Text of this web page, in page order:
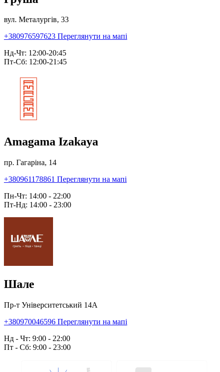
вул. Металургів, 33
+380976597623 Переглянути на мапі
Нд-Чт: 12:00-20:45
Пт-Сб: 12:00-21:45
Amagama Izakaya
пр. Гагаріна, 14
+380961178861 Переглянути на мапі
Пн-Чт: 14:00 - 22:00
Пт-Нд: 14:00 - 23:00
Шале
Пр-т Університетський 14А
+380970046596 Переглянути на мапі
Нд - Чт: 9:00 - 22:00
Пт - Сб: 9:00 - 23:00